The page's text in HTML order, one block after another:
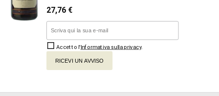
27,76 €
Accetto l'Informativa sulla privacy.
RICEVI UN AVVISO